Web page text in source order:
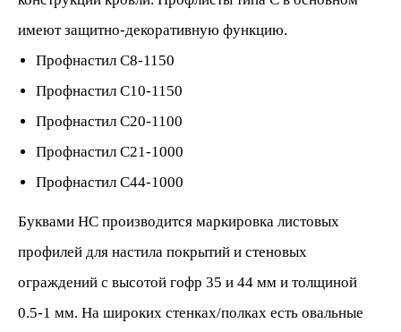
имеют защитно-декоративную функцию.
Профнастил С8-1150
Профнастил С10-1150
Профнастил С20-1100
Профнастил С21-1000
Профнастил С44-1000
Буквами НС производится маркировка листовых
профилей для настила покрытий и стеновых
ограждений с высотой гофр 35 и 44 мм и толщиной
0.5-1 мм. На широких стенках/полках есть овальные